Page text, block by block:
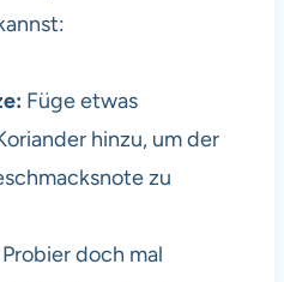
Füge etwas
hinzu, um der
zu
Probier doch mal